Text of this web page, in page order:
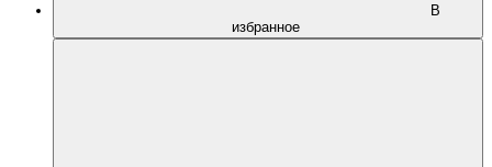
В
избранное